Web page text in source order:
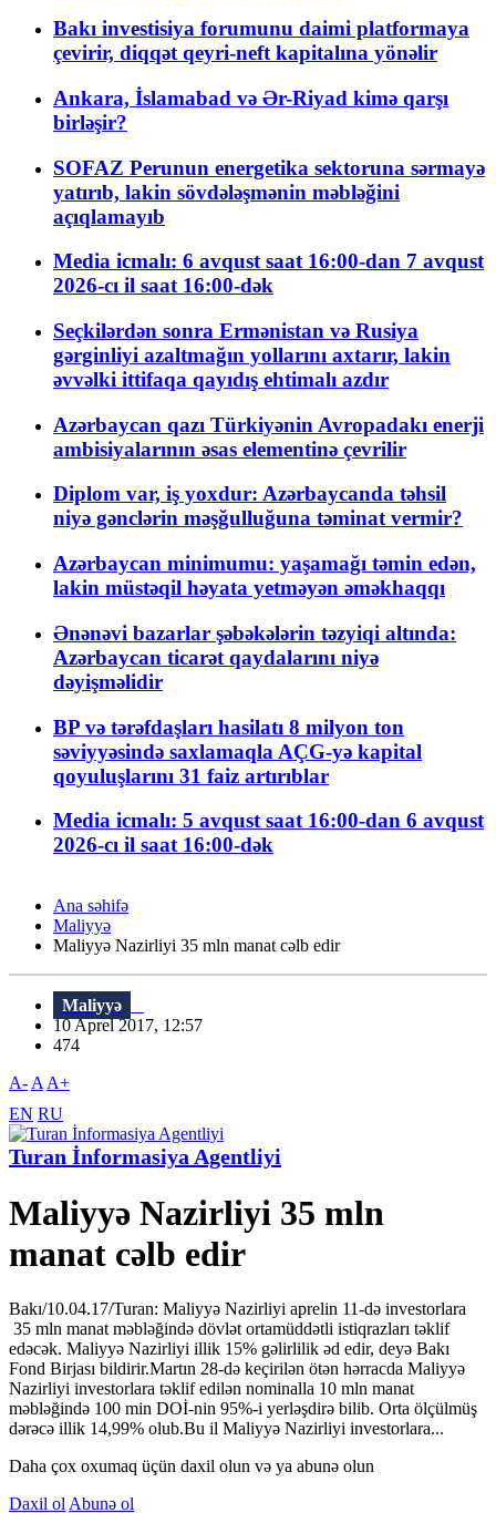
Bakı investisiya forumunu daimi platformaya
çevirir, diqqət qeyri-neft kapitalına yönəlir
Ankara, İslamabad və Ər-Riyad kimə qarşı
birləşir?
SOFAZ Perunun energetika sektoruna sərmayə
yatırıb, lakin sövdələşmənin məbləğini
açıqlamayıb
Media icmalı: 6 avqust saat 16:00-dan 7 avqust
2026-cı il saat 16:00-dək
Seçkilərdən sonra Ermənistan və Rusiya
gərginliyi azaltmağın yollarını axtarır, lakin
əvvəlki ittifaqa qayıdış ehtimalı azdır
Azərbaycan qazı Türkiyənin Avropadakı enerji
ambisiyalarının əsas elementinə çevrilir
Diplom var, iş yoxdur: Azərbaycanda təhsil
niyə gənclərin məşğulluğuna təminat vermir?
Azərbaycan minimumu: yaşamağı təmin edən,
lakin müstəqil həyata yetməyən əməkhaqqı
Ənənəvi bazarlar şəbəkələrin təzyiqi altında:
Azərbaycan ticarət qaydalarını niyə
dəyişməlidir
BP və tərəfdaşları hasilatı 8 milyon ton
səviyyəsində saxlamaqla AÇG-yə kapital
qoyuluşlarını 31 faiz artırıblar
Media icmalı: 5 avqust saat 16:00-dan 6 avqust
2026-cı il saat 16:00-dək
Ana səhifə
Maliyyə
Maliyyə Nazirliyi 35 mln manat cəlb edir
Maliyyə
10 Aprel 2017, 12:57
474
A- A A+
EN RU
Turan İnformasiya Agentliyi
Maliyyə Nazirliyi 35 mln
manat cəlb edir
Bakı/10.04.17/Turan: Maliyyə Nazirliyi aprelin 11-də investorlara
35 mln manat məbləğində dövlət ortamüddətli istiqrazları təklif
edəcək. Maliyyə Nazirliyi illik 15% gəlirlilik əd edir, deyə Bakı
Fond Birjası bildirir.Martın 28-də keçirilən ötən hərracda Maliyyə
Nazirliyi investorlara təklif edilən nominalla 10 mln manat
məbləğində 100 min DOİ-nin 95%-i yerləşdirə bilib. Orta ölçülmüş
dərəcə illik 14,99% olub.Bu il Maliyyə Nazirliyi investorlara...
Daha çox oxumaq üçün daxil olun və ya abunə olun
Daxil ol Abunə ol